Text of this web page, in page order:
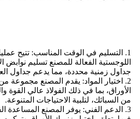
1. التسليم في الوقت المناسب: تتيح
اللوجستية الفعالة للمصنع تسليم
جداول زمنية محددة، مما يدعم جداول
2. اختيار المواد: يقدم المصنع مجموعة
الأوراق، بما في ذلك الفولاذ عالي القوة
من السبائك، لتلبية الاحتياجات المتنوعة.
3. الدعم الفني: يوفر المصنع المساعدة